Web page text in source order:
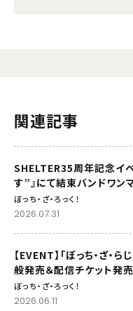
関連記事
SHELTER35周年記念イ
す”』にて結束バンドワン
ぼっち・ざ・ろっく！
2026.07.31
【EVENT】「ぼっち・ざ
般発売＆配信チケット発
ぼっち・ざ・ろっく！
2026.06.11